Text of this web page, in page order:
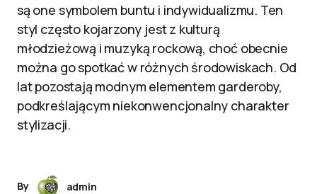
są one symbolem buntu i indywidualizmu. Ten
styl często kojarzony jest z kulturą
młodzieżową i muzyką rockową, choć obecnie
można go spotkać w różnych środowiskach. Od
lat pozostają modnym elementem garderoby,
podkreślającym niekonwencjonalny charakter
stylizacji.
By
admin